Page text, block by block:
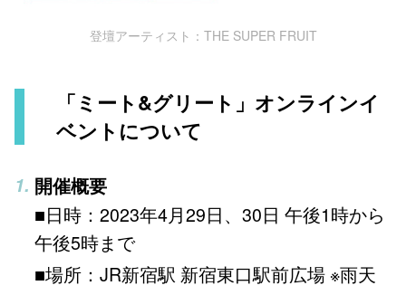
登壇アーティスト：THE SUPER FRUIT
「ミート&グリート」オンラインイ
ベントについて
開催概要
■日時：2023年4月29日、30日 午後1時から
午後5時まで
■場所：JR新宿駅 新宿東口駅前広場 ※雨天